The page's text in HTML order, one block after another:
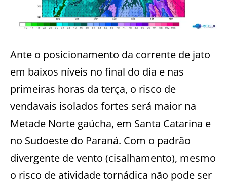
Ante o posicionamento da corrente de jato
em baixos níveis no final do dia e nas
primeiras horas da terça, o risco de
vendavais isolados fortes será maior na
Metade Norte gaúcha, em Santa Catarina e
no Sudoeste do Paraná. Com o padrão
divergente de vento (cisalhamento), mesmo
o risco de atividade tornádica não pode ser